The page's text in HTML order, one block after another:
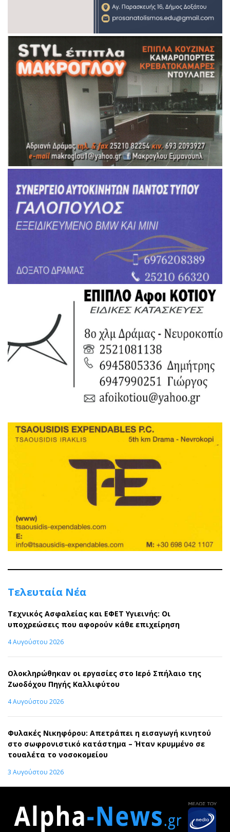
Τελευταία Νέα
Τεχνικός Ασφαλείας και ΕΦΕΤ Υγιεινής: Οι
υποχρεώσεις που αφορούν κάθε επιχείρηση
4 Αυγούστου 2026
Ολοκληρώθηκαν οι εργασίες στο Ιερό Σπήλαιο της
Ζωοδόχου Πηγής Καλλιφύτου
4 Αυγούστου 2026
Φυλακές Νικηφόρου: Απετράπει η εισαγωγή κινητού
στο σωφρονιστικό κατάστημα – Ήταν κρυμμένο σε
τουαλέτα το νοσοκομείου
3 Αυγούστου 2026